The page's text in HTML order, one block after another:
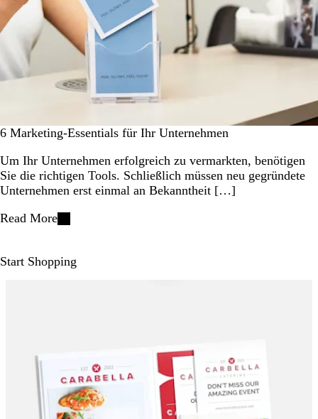
6 Marketing-Essentials für Ihr Unternehmen
Um Ihr Unternehmen erfolgreich zu vermarkten, benötigen
Sie die richtigen Tools. Schließlich müssen neu gegründete
Unternehmen erst einmal an Bekanntheit […]
Read More
Start Shopping